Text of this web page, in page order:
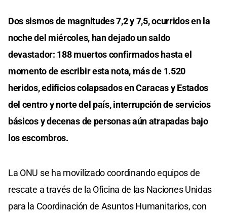
Dos sismos de magnitudes 7,2 y 7,5, ocurridos en la
noche del miércoles, han dejado un saldo
devastador: 188 muertos confirmados hasta el
momento de escribir esta nota, más de 1.520
heridos, edificios colapsados en Caracas y Estados
del centro y norte del país, interrupción de servicios
básicos y decenas de personas aún atrapadas bajo
los escombros.
La ONU se ha movilizado coordinando equipos de
rescate a través de la Oficina de las Naciones Unidas
para la Coordinación de Asuntos Humanitarios, con